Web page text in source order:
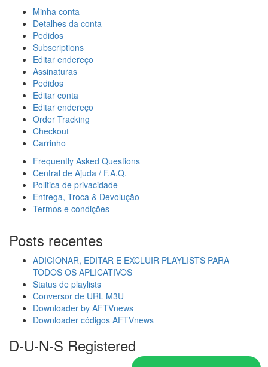
Minha conta
Detalhes da conta
Pedidos
Subscriptions
Editar endereço
Assinaturas
Pedidos
Editar conta
Editar endereço
Order Tracking
Checkout
Carrinho
Frequently Asked Questions
Central de Ajuda / F.A.Q.
Politica de privacidade
Entrega, Troca & Devolução
Termos e condições
Posts recentes
ADICIONAR, EDITAR E EXCLUIR PLAYLISTS PARA
TODOS OS APLICATIVOS
Status de playlists
Conversor de URL M3U
Downloader by AFTVnews
Downloader códigos AFTVnews
D-U-N-S Registered